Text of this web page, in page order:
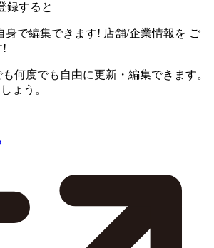
録すると
身で編集できます! 店舗/企業情報を ご
!
何度でも自由に更新・編集できます。
ょう。